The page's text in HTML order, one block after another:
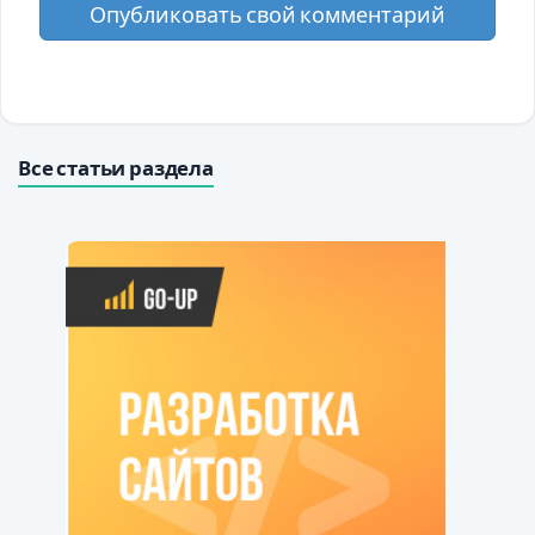
Опубликовать свой комментарий
Все статьи раздела